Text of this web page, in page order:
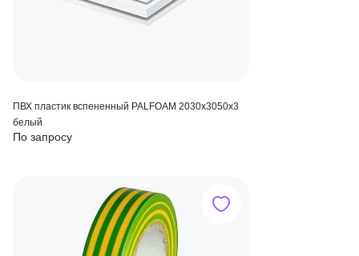
ПВХ пластик вспененный PALFOAM 2030х3050х3
белый
По запросу